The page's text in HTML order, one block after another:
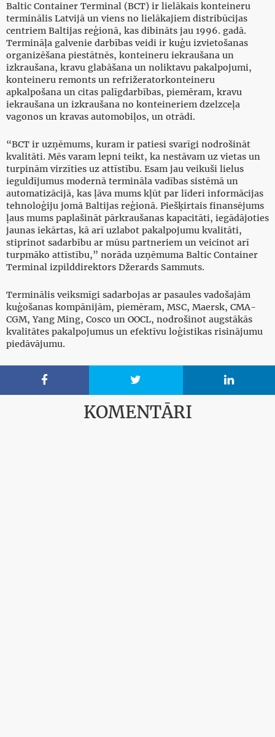
Baltic Container Terminal (BCT) ir lielākais konteineru
terminālis Latvijā un viens no lielākajiem distribūcijas
centriem Baltijas reģionā, kas dibināts jau 1996. gadā.
Termināļa galvenie darbības veidi ir kuģu izvietošanas
organizēšana piestātnēs, konteineru iekraušana un
izkraušana, kravu glabāšana un noliktavu pakalpojumi,
konteineru remonts un refrižeratorkonteineru
apkalpošana un citas palīgdarbības, piemēram, kravu
iekraušana un izkraušana no konteineriem dzelzceļa
vagonos un kravas automobiļos, un otrādi.
“BCT ir uzņēmums, kuram ir patiesi svarīgi nodrošināt
kvalitāti. Mēs varam lepni teikt, ka nestāvam uz vietas un
turpinām virzīties uz attīstību. Esam jau veikuši lielus
ieguldījumus modernā termināla vadības sistēmā un
automatizācijā, kas ļāva mums kļūt par līderi informācijas
tehnoloģiju jomā Baltijas reģionā. Piešķirtais finansējums
ļaus mums paplašināt pārkraušanas kapacitāti, iegādājoties
jaunas iekārtas, kā arī uzlabot pakalpojumu kvalitāti,
stiprinot sadarbību ar mūsu partneriem un veicinot arī
turpmāko attīstību,” norāda uzņēmuma Baltic Container
Terminal izpilddirektors Džerards Sammuts.
Terminālis veiksmīgi sadarbojas ar pasaules vadošajām
kuģošanas kompānijām, piemēram, MSC, Maersk, CMA-
CGM, Yang Ming, Cosco un OOCL, nodrošinot augstākās
kvalitātes pakalpojumus un efektīvu loģistikas risinājumu
piedāvājumu.
  
KOMENTĀRI